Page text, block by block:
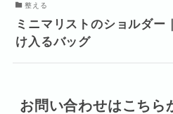
整える
ミニマリストのショルダー
け入るバッグ
お問い合わせはこちら